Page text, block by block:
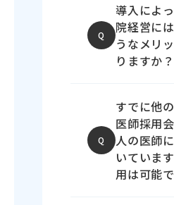
「断らな
「高いス
された医
して採用
す。
"断らない医
ータ分析"
プラットフ
す。
欠員補充
院経営の
ットする
・会社カ
りません
ウト機能
病院に非
を採用頂
です。
Q
導入によ
院経営に
うなメリ
りますか？
の導入に
の3つの経
待できま
・増収効
件数の増
Q
すでに他
医師採用
人の医師
いていま
用は可能